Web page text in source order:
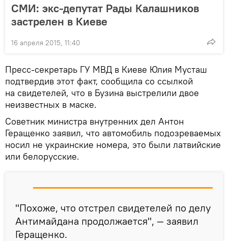
СМИ: экс-депутат Рады Калашников
застрелен в Киеве
16 апреля 2015, 11:40
Пресс-секретарь ГУ МВД в Киеве Юлия Мусташ
подтвердив этот факт, сообщила со ссылкой
на свидетелей, что в Бузина выстрелили двое
неизвестных в маске.
Советник министра внутренних дел Антон
Геращенко заявил, что автомобиль подозреваемых
носил не украинские номера, это были латвийские
или белорусские.
"Похоже, что отстрел свидетелей по делу
Антимайдана продолжается", — заявил
Геращенко.